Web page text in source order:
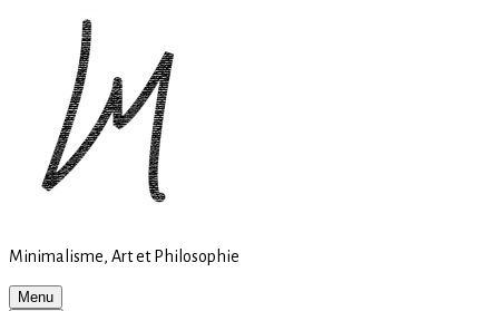
Minimalisme, Art et Philosophie
Menu